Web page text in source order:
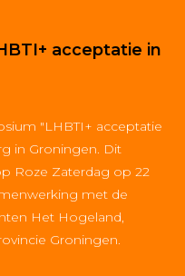
acceptatie in
"LHBTI+ acceptatie
in Groningen. Dit
Roze Zaterdag op 22
met de
Het Hogeland,
Groningen.